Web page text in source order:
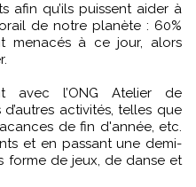
afin qu’ils puissent aider à
de notre planète : 60%
menacés à ce jour, alors
avec l’ONG Atelier de
activités, telles que
de fin d'année, etc.
et en passant une demi-
forme de jeux, de danse et